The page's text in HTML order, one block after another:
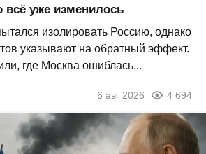
всё уже изменилось
изолировать Россию, однако
указывают на обратный эффект.
где Москва ошиблась...
6 авг 2026 4 694